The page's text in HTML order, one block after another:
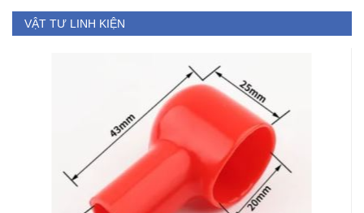
VẬT TƯ LINH KIỆN